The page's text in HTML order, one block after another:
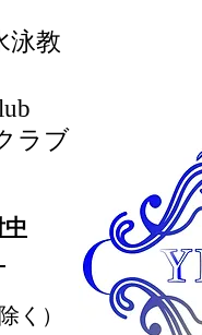
泳教
ラブ
中
く）